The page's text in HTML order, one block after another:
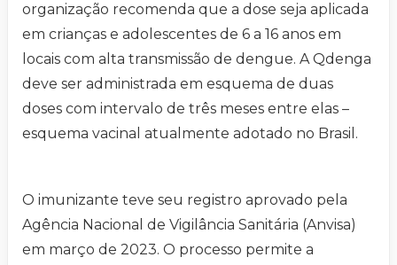
organização recomenda que a dose seja aplicada
em crianças e adolescentes de 6 a 16 anos em
locais com alta transmissão de dengue. A Qdenga
deve ser administrada em esquema de duas
doses com intervalo de três meses entre elas –
esquema vacinal atualmente adotado no Brasil.
O imunizante teve seu registro aprovado pela
Agência Nacional de Vigilância Sanitária (Anvisa)
em março de 2023. O processo permite a